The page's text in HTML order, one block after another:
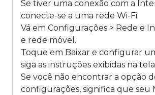
Se tiver uma conexão com a
conecte-se a uma rede Wi-Fi.
Vá em Configurações > Rede e
e rede móvel.
Toque em Baixar e configurar
siga as instruções exibidas na
Se você não encontrar a opção
configurações, significa que seu